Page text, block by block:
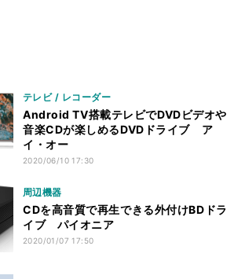
テレビ / レコーダー
Android TV搭載テレビでDVDビデオや
音楽CDが楽しめるDVDドライブ ア
イ・オー
2020/06/10 17:30
周辺機器
CDを高音質で再生できる外付けBDドラ
イブ パイオニア
2020/01/07 17:50